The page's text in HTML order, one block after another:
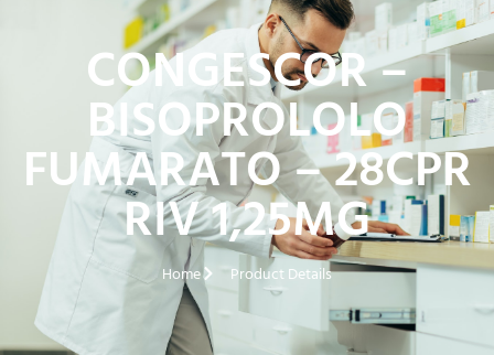
CONGESCOR –
BISOPROLOLO
FUMARATO – 28CPR
RIV 1,25MG
Home Product Details